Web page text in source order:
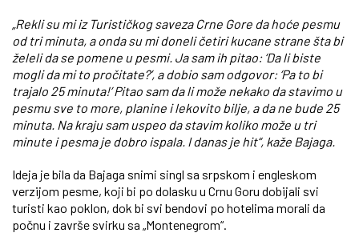
„Rekli su mi iz Turističkog saveza Crne Gore da hoće pesmu
od tri minuta, a onda su mi doneli četiri kucane strane šta bi
želeli da se pomene u pesmi. Ja sam ih pitao: ‘Da li biste
mogli da mi to pročitate?’, a dobio sam odgovor: ‘Pa to bi
trajalo 25 minuta!’ Pitao sam da li može nekako da stavimo u
pesmu sve to more, planine i lekovito bilje, a da ne bude 25
minuta. Na kraju sam uspeo da stavim koliko može u tri
minute i pesma je dobro ispala. I danas je hit“, kaže Bajaga.
Ideja je bila da Bajaga snimi singl sa srpskom i engleskom
verzijom pesme, koji bi po dolasku u Crnu Goru dobijali svi
turisti kao poklon, dok bi svi bendovi po hotelima morali da
počnu i završe svirku sa „Montenegrom“.